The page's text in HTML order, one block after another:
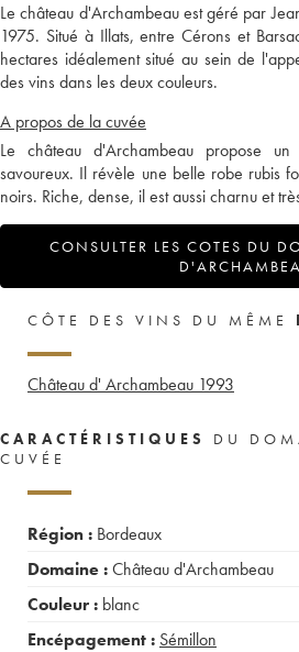
Le château d'Archambeau est géré par
1975. Situé à Illats, entre Cérons et
hectares idéalement situé au sein de
des vins dans les deux couleurs.
A propos de la cuvée
Le château d'Archambeau propose
savoureux. Il révèle une belle robe rubis
noirs. Riche, dense, il est aussi charnu et
CONSULTER LES COTES DU
CÔTE DES VINS DU MÊME
Château d' Archambeau 1993
CARACTÉRISTIQUES
DU
CUVÉE
Région : Bordeaux
Domaine :Château d'Archambeau
Couleur : blanc
Encépagement : Sémillon